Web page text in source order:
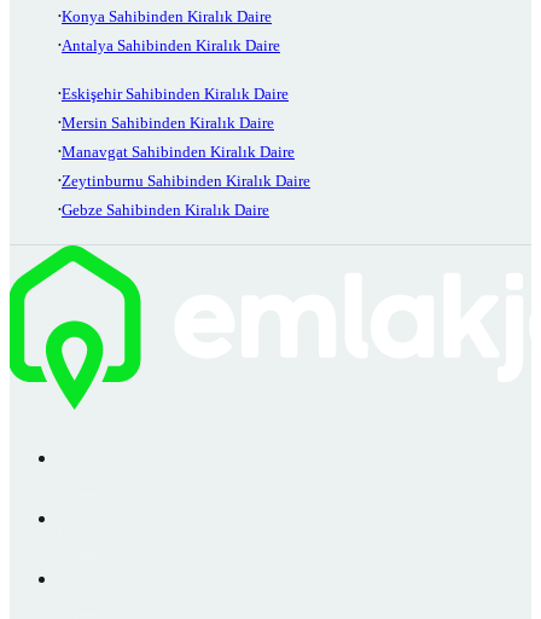
Konya Sahibinden Kiralık Daire
Antalya Sahibinden Kiralık Daire
Eskişehir Sahibinden Kiralık Daire
Mersin Sahibinden Kiralık Daire
Manavgat Sahibinden Kiralık Daire
Zeytinburnu Sahibinden Kiralık Daire
Gebze Sahibinden Kiralık Daire